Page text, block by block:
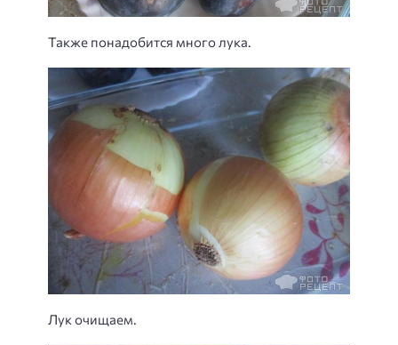
Также понадобится много лука.
Лук очищаем.